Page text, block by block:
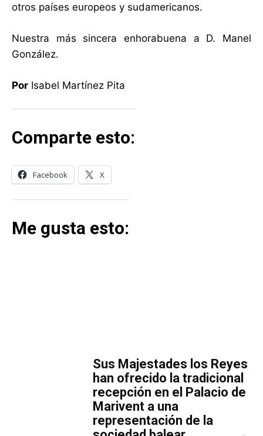
​Sus Majestades los Reyes
han ofrecido la tradicional
recepción en el Palacio de
Marivent​ a una
representación de la
otros países europeos y sudamericanos.
Nuestra más sincera enhorabuena a D. Manel
González.
Por Isabel Martínez Pita
Comparte esto:
Facebook X
Me gusta esto: